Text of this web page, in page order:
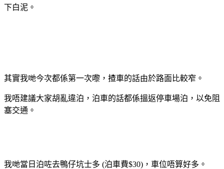
下白泥。
其實我哋今次都係第一次嚟，揸車的話由於路面比較窄。
我唔建議大家胡亂違泊，泊車的話都係搵返停車場泊，以免阻
塞交通。
我哋當日泊咗去鴨仔坑士多 (泊車費$30)，車位唔算好多。